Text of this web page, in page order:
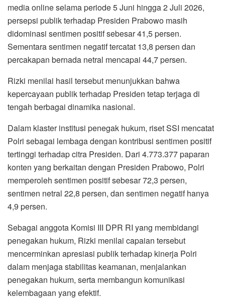
media online selama periode 5 Juni hingga 2 Juli 2026,
persepsi publik terhadap Presiden Prabowo masih
didominasi sentimen positif sebesar 41,5 persen.
Sementara sentimen negatif tercatat 13,8 persen dan
percakapan bernada netral mencapai 44,7 persen.
Rizki menilai hasil tersebut menunjukkan bahwa
kepercayaan publik terhadap Presiden tetap terjaga di
tengah berbagai dinamika nasional.
Dalam klaster institusi penegak hukum, riset SSI mencatat
Polri sebagai lembaga dengan kontribusi sentimen positif
tertinggi terhadap citra Presiden. Dari 4.773.377 paparan
konten yang berkaitan dengan Presiden Prabowo, Polri
memperoleh sentimen positif sebesar 72,3 persen,
sentimen netral 22,8 persen, dan sentimen negatif hanya
4,9 persen.
Sebagai anggota Komisi III DPR RI yang membidangi
penegakan hukum, Rizki menilai capaian tersebut
mencerminkan apresiasi publik terhadap kinerja Polri
dalam menjaga stabilitas keamanan, menjalankan
penegakan hukum, serta membangun komunikasi
kelembagaan yang efektif.